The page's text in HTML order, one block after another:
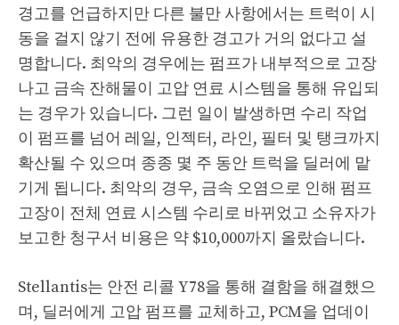
경고를 언급하지만 다른 불만 사항에서는 트럭이 시
동을 걸지 않기 전에 유용한 경고가 거의 없다고 설
명합니다. 최악의 경우에는 펌프가 내부적으로 고장
나고 금속 잔해물이 고압 연료 시스템을 통해 유입되
는 경우가 있습니다. 그런 일이 발생하면 수리 작업
이 펌프를 넘어 레일, 인젝터, 라인, 필터 및 탱크까지
확산될 수 있으며 종종 몇 주 동안 트럭을 딜러에 맡
기게 됩니다. 최악의 경우, 금속 오염으로 인해 펌프
고장이 전체 연료 시스템 수리로 바뀌었고 소유자가
보고한 청구서 비용은 약 $10,000까지 올랐습니다.
Stellantis는 안전 리콜 Y78을 통해 결함을 해결했으
며, 딜러에게 고압 펌프를 교체하고, PCM을 업데이